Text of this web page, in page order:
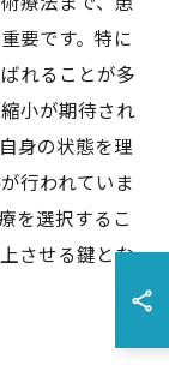
要です。特に
れることが多
小が期待され
身の状態を理
行われていま
を選択するこ
させる鍵とな